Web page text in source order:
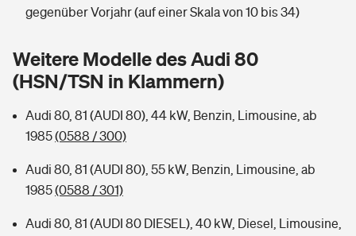
Tools
Hochwasser-Check: Wie gefährdet ist Ihr Haus?
Sie haben Fragen?
Handyversicherung
Private Cyberversicherung
Zur Übersicht
Rentenrechner: Wie viel Geld bekomme ich im Alter?
gegenüber Vorjahr (auf einer Skala von 10 bis 34)
Weitere Modelle des Audi 80
(HSN/TSN in Klammern)
Audi 80, 81 (AUDI 80), 44 kW, Benzin, Limousine, ab
1985(0588 / 300)
Audi 80, 81 (AUDI 80), 55 kW, Benzin, Limousine, ab
1985(0588 / 301)
Audi 80, 81 (AUDI 80 DIESEL), 40 kW, Diesel, Limousine,